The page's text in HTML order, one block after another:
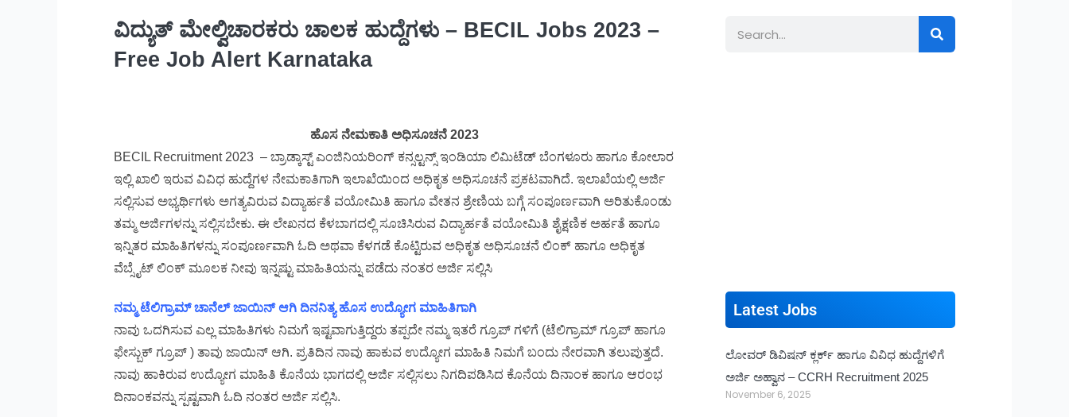
ವಿದ್ಯುತ್ ಮೇಲ್ವಿಚಾರಕರು ಚಾಲಕ ಹುದ್ದೆಗಳು – BECIL Jobs 2023 –
Free Job Alert Karnataka
ಹೊಸ ನೇಮಕಾತಿ ಅಧಿಸೂಚನೆ 2023
BECIL Recruitment 2023 – ಬ್ರಾಡ್ಕಾಸ್ಟ್ ಎಂಜಿನಿಯರಿಂಗ್ ಕನ್ಸಲ್ಟನ್ಸ್ ಇಂಡಿಯಾ ಲಿಮಿಟೆಡ್ ಬೆಂಗಳೂರು ಹಾಗೂ ಕೋಲಾರ
ಇಲ್ಲಿ ಖಾಲಿ ಇರುವ ವಿವಿಧ ಹುದ್ದೆಗಳ ನೇಮಕಾತಿಗಾಗಿ ಇಲಾಖೆಯಿಂದ ಅಧಿಕೃತ ಅಧಿಸೂಚನೆ ಪ್ರಕಟವಾಗಿದೆ. ಇಲಾಖೆಯಲ್ಲಿ ಅರ್ಜಿ
ಸಲ್ಲಿಸುವ ಅಭ್ಯರ್ಥಿಗಳು ಅಗತ್ಯವಿರುವ ವಿದ್ಯಾರ್ಹತೆ ವಯೋಮಿತಿ ಹಾಗೂ ವೇತನ ಶ್ರೇಣಿಯ ಬಗ್ಗೆ ಸಂಪೂರ್ಣವಾಗಿ ಅರಿತುಕೊಂಡು
ತಮ್ಮ ಅರ್ಜಿಗಳನ್ನು ಸಲ್ಲಿಸಬೇಕು. ಈ ಲೇಖನದ ಕೆಳಬಾಗದಲ್ಲಿ ಸೂಚಿಸಿರುವ ವಿದ್ಯಾರ್ಹತೆ ವಯೋಮಿತಿ ಶೈಕ್ಷಣಿಕ ಅರ್ಹತೆ ಹಾಗೂ
ಇನ್ನಿತರ ಮಾಹಿತಿಗಳನ್ನು ಸಂಪೂರ್ಣವಾಗಿ ಓದಿ ಅಥವಾ ಕೆಳಗಡೆ ಕೊಟ್ಟಿರುವ ಅಧಿಕೃತ ಅಧಿಸೂಚನೆ ಲಿಂಕ್ ಹಾಗೂ ಅಧಿಕೃತ
ವೆಬ್ಸೈಟ್ ಲಿಂಕ್ ಮೂಲಕ ನೀವು ಇನ್ನಷ್ಟು ಮಾಹಿತಿಯನ್ನು ಪಡೆದು ನಂತರ ಅರ್ಜಿ ಸಲ್ಲಿಸಿ
ನಮ್ಮ ಟೆಲಿಗ್ರಾಮ್ ಚಾನೆಲ್ ಜಾಯಿನ್ ಆಗಿ ದಿನನಿತ್ಯ ಹೊಸ ಉದ್ಯೋಗ ಮಾಹಿತಿಗಾಗಿ
ನಾವು ಒದಗಿಸುವ ಎಲ್ಲ ಮಾಹಿತಿಗಳು ನಿಮಗೆ ಇಷ್ಟವಾಗುತ್ತಿದ್ದರು ತಪ್ಪದೇ ನಮ್ಮ ಇತರೆ ಗ್ರೂಪ್ ಗಳಿಗೆ (ಟೆಲಿಗ್ರಾಮ್ ಗ್ರೂಪ್ ಹಾಗೂ
ಫೇಸ್ಬುಕ್ ಗ್ರೂಪ್ ) ತಾವು ಜಾಯಿನ್ ಆಗಿ. ಪ್ರತಿದಿನ ನಾವು ಹಾಕುವ ಉದ್ಯೋಗ ಮಾಹಿತಿ ನಿಮಗೆ ಬಂದು ನೇರವಾಗಿ ತಲುಪುತ್ತದೆ.
ನಾವು ಹಾಕಿರುವ ಉದ್ಯೋಗ ಮಾಹಿತಿ ಕೊನೆಯ ಭಾಗದಲ್ಲಿ ಅರ್ಜಿ ಸಲ್ಲಿಸಲು ನಿಗದಿಪಡಿಸಿದ ಕೊನೆಯ ದಿನಾಂಕ ಹಾಗೂ ಆರಂಭ
ದಿನಾಂಕವನ್ನು ಸ್ಪಷ್ಟವಾಗಿ ಓದಿ ನಂತರ ಅರ್ಜಿ ಸಲ್ಲಿಸಿ.
Search
Latest Jobs
ಲೋವರ್ ಡಿವಿಷನ್ ಕ್ಲರ್ಕ್ ಹಾಗೂ ವಿವಿಧ ಹುದ್ದೆಗಳಿಗೆ
ಅರ್ಜಿ ಅಹ್ವಾನ – CCRH Recruitment 2025
November 6, 2025